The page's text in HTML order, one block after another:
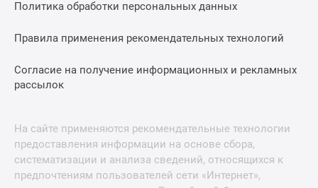
Политика обработки персональных данных
Правила применения рекомендательных технологий
Согласие на получение информационных и рекламных
рассылок
На сайте применяются рекомендательные технологии
предоставления информации на основе сбора,
систематизации и анализа сведений, относящихся к
предпочтениям пользователей сети «Интернет»,